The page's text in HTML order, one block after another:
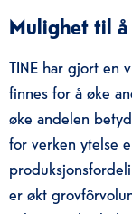
Mulighet til
TINE har gjort en
finnes for å øke
øke andelen
for verken ytelse
er økt